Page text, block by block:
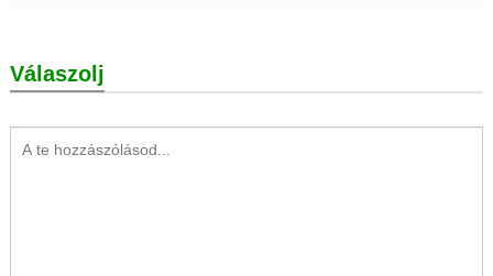
Válaszolj